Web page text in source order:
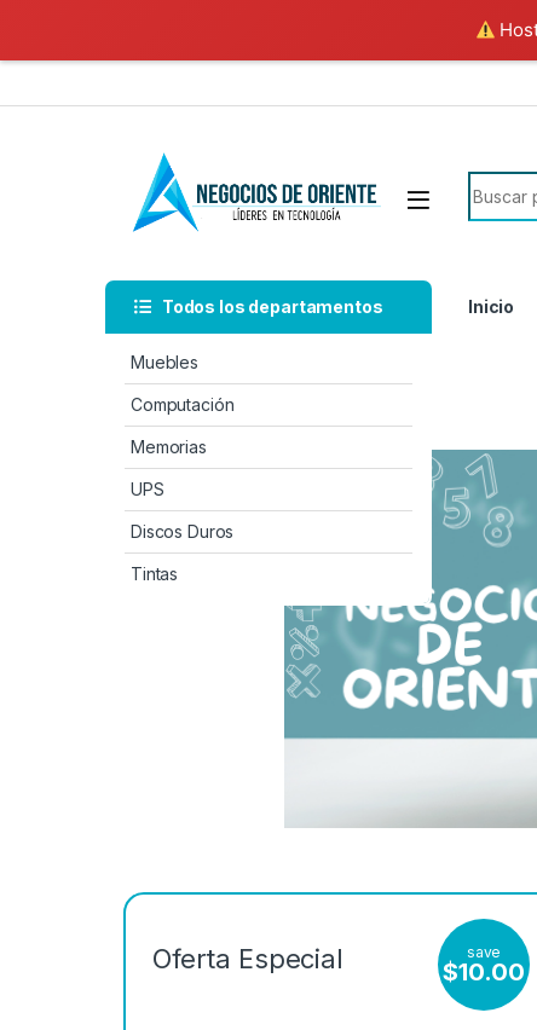
Todos los departamentos
Muebles
Computación
Memorias
UPS
Discos Duros
Tintas
Inicio
Oferta Especial save
$10.00